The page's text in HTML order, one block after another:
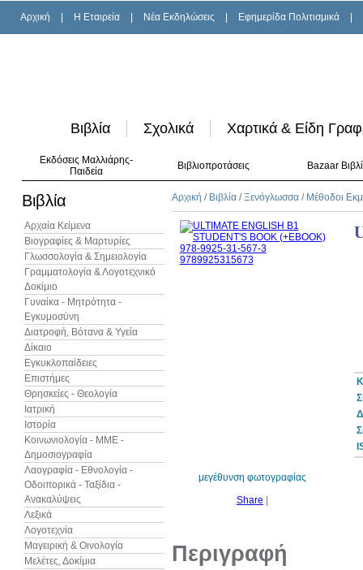
Αρχική H Εταιρεία Νέα Εκδηλώσεις Εφημερίδα Πολιτισμικά
Βιβλία Σχολικά Χαρτικά & Είδη
Εκδόσεις Μαλλιάρης-
Παιδεία
Βιβλιοπροτάσεις Bazaar
Βιβλία
Αρχαία Κείμενα
Βιογραφίες & Μαρτυρίες
Γλωσσολογία & Σημειολογία
Γραμματολογία & Λογοτεχνικό
Δοκίμιο
Γυναίκα - Μητρότητα -
Εγκυμοσύνη
Διατροφή, Βότανα & Υγεία
Δίκαιο
Εγκυκλοπαίδειες
Επιστήμες
Θρησκείες - Θεολογία
Ιατρική
Ιστορία
Κοινωνιολογία - ΜΜΕ -
Δημοσιογραφία
Λαογραφία - Εθνολογία -
Οδοιπορικά - Ταξίδια -
Ανακαλύψεις
Λεξικά
Λογοτεχνία
Μαγειρική & Οινολογία
Μελέτες, Δοκίμια
Αρχική / Βιβλία /Ξενόγλωσσα / Μέθοδοι
μεγέθυνση φωτογραφίας
Share
Περιγραφή